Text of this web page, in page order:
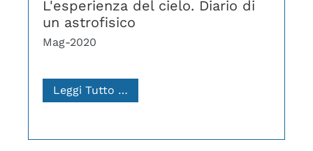
L'esperienza del cielo. Diario di
un astrofisico
Mag-2020
Leggi Tutto …